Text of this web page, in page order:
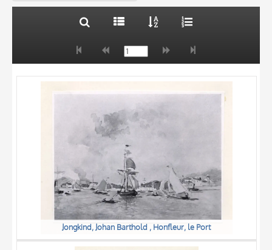
AUTORE
OGGETTO
LOCALIZZAZIONE
20 RISULTATI
Jongkind, Johan Barthold , Honfleur, le Port